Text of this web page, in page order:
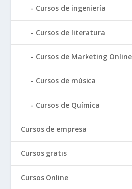
Cursos de ingeniería
Cursos de literatura
Cursos de Marketing Online
Cursos de música
Cursos de Química
Cursos de empresa
Cursos gratis
Cursos Online